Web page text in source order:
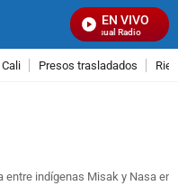
EN VIVO
Señal Visual Radio
Cali Presos trasladados
entre indígenas Misak y Nasa en